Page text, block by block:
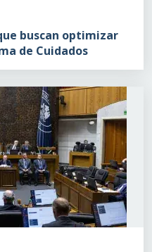
buscan optimizar
de Cuidados